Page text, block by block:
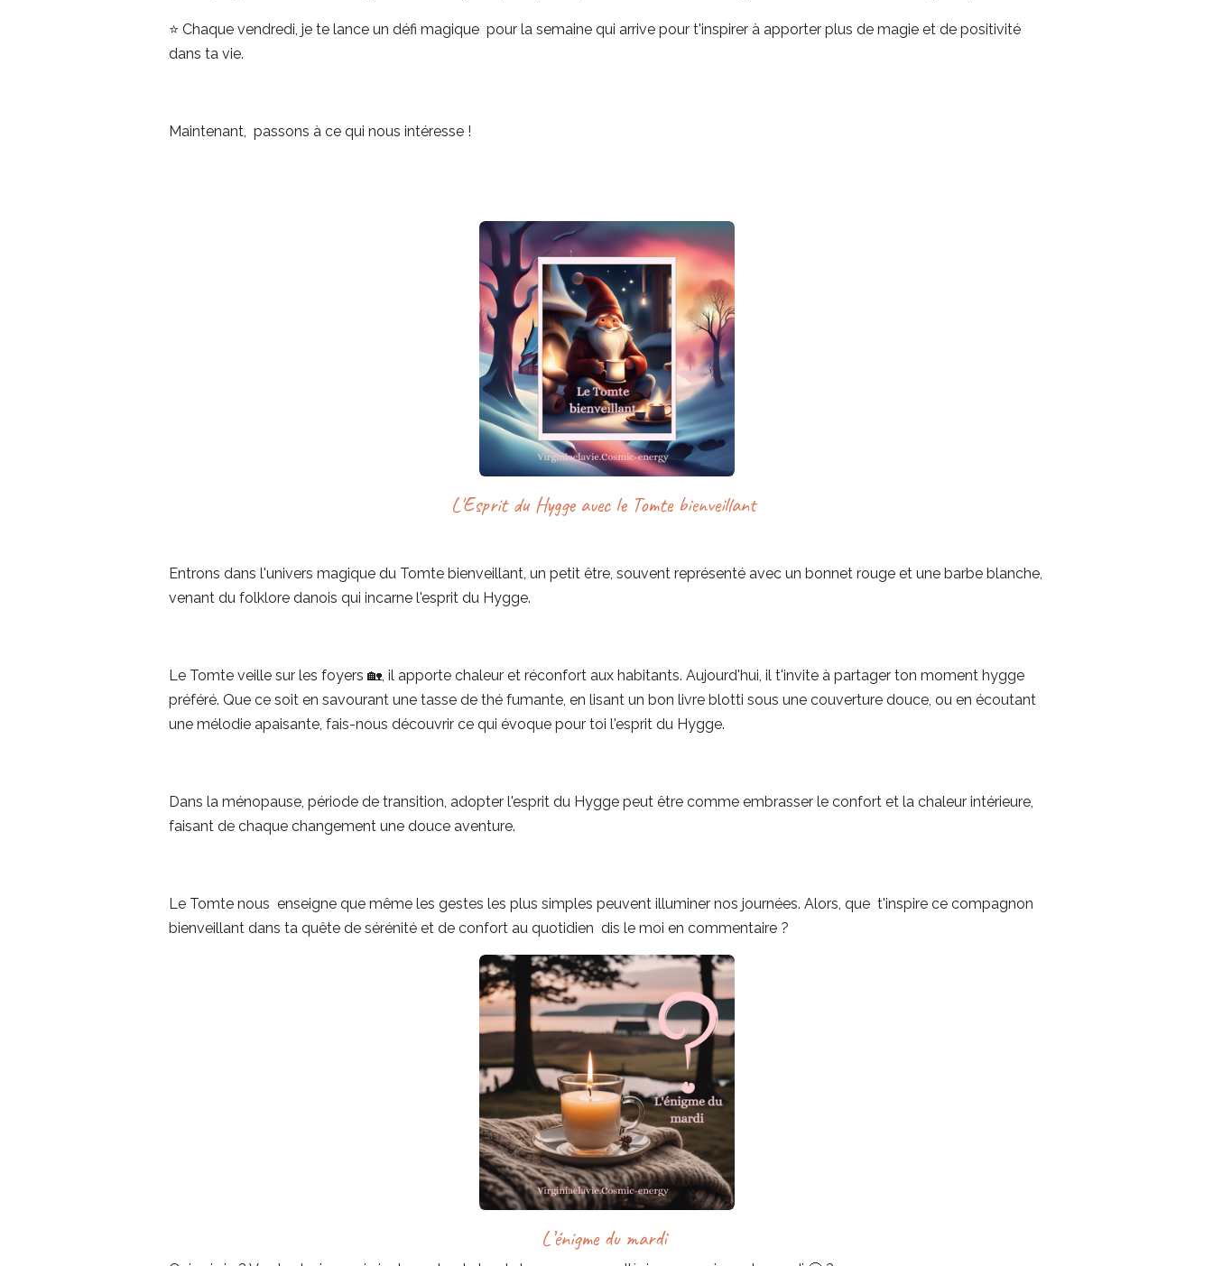
⭐ Chaque vendredi, je te lance un défi magique pour la semaine qui arrive pour t'inspirer à apporter plus de magie et de positivité
dans ta vie.
Maintenant, passons à ce qui nous intéresse !
L'Esprit du Hygge avec le Tomte bienveillant
Entrons dans l'univers magique du Tomte bienveillant, un petit être, souvent représenté avec un bonnet rouge et une barbe blanche,
venant du folklore danois qui incarne l'esprit du Hygge.
Le Tomte veille sur les foyers 🏡, il apporte chaleur et réconfort aux habitants. Aujourd'hui, il t'invite à partager ton moment hygge
préféré. Que ce soit en savourant une tasse de thé fumante, en lisant un bon livre blotti sous une couverture douce, ou en écoutant
une mélodie apaisante, fais-nous découvrir ce qui évoque pour toi l'esprit du Hygge.
Dans la ménopause, période de transition, adopter l'esprit du Hygge peut être comme embrasser le confort et la chaleur intérieure,
faisant de chaque changement une douce aventure.
Le Tomte nous enseigne que même les gestes les plus simples peuvent illuminer nos journées. Alors, que t'inspire ce compagnon
bienveillant dans ta quête de sérénité et de confort au quotidien dis le moi en commentaire ?
L’énigme du mardi